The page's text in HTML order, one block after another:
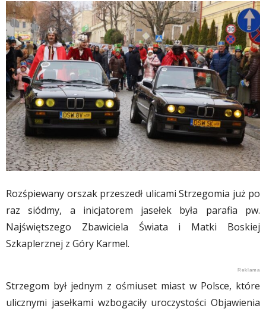
Rozśpiewany orszak przeszedł ulicami Strzegomia już po
raz siódmy, a inicjatorem jasełek była parafia pw.
Najświętszego Zbawiciela Świata i Matki Boskiej
Szkaplerznej z Góry Karmel.
Strzegom był jednym z ośmiuset miast w Polsce, które
ulicznymi jasełkami wzbogaciły uroczystości Objawienia